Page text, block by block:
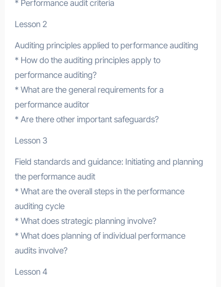
* Performance audit criteria
Lesson 2
Auditing principles applied to performance auditing
* How do the auditing principles apply to
performance auditing?
* What are the general requirements for a
performance auditor
* Are there other important safeguards?
Lesson 3
Field standards and guidance: Initiating and planning
the performance audit
* What are the overall steps in the performance
auditing cycle
* What does strategic planning involve?
* What does planning of individual performance
audits involve?
Lesson 4